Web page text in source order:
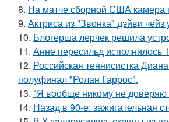
8. На матче сборной США камера
9. Актриса из "Звонка" дэйви чейз
10. Блогерша лерчек решила
11. Анне пересильд исполнилось
12. Российская теннисистка
полуфинал "Ролан Гаррос".
13. "Я вообще никому не
14. Назад в 90-е: зажигательная